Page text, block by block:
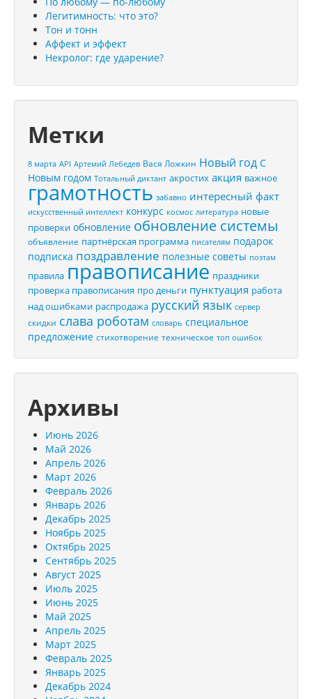
Легитимность: что это?
Тон и тонн
Аффект и эффект
Некролог: где ударение?
Метки
8 марта API Артемий Лебедев Вася Ложкин Новый год С
Новым годом Тотальный диктант акростих акция важное
грамотность забавно интересный факт
искусственный интеллект конкурс космос литература новые
проверки обновление обновление системы
объявление партнёрская программа писателям подарок
подписка поздравление полезные советы поэтам
правила правописание праздники
проверка правописания про деньги пунктуация работа
над ошибками распродажа русский язык сервер
скидки слава роботам словарь специальное
предложение стихотворение техническое топ ошибок
Архивы
Июнь 2026
Май 2026
Апрель 2026
Март 2026
Февраль 2026
Январь 2026
Декабрь 2025
Ноябрь 2025
Октябрь 2025
Сентябрь 2025
Август 2025
Июль 2025
Июнь 2025
Май 2025
Апрель 2025
Март 2025
Февраль 2025
Январь 2025
Декабрь 2024